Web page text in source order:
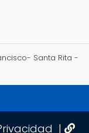
Santa Rita -
|